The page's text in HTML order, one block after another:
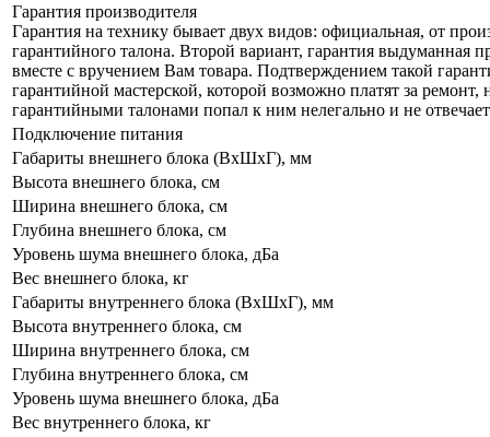
Гарантия производителя
Гарантия на технику бывает двух видов: официальная, от
гарантийного талона. Второй вариант, гарантия выдуманная
вместе с вручением Вам товара. Подтверждением такой
гарантийной мастерской, которой возможно платят за
гарантийными талонами попал к ним нелегально и не
Подключение питания
Габариты внешнего блока (ВхШхГ), мм
Высота внешнего блока, см
Ширина внешнего блока, см
Глубина внешнего блока, см
Уровень шума внешнего блока, дБа
Вес внешнего блока, кг
Габариты внутреннего блока (ВхШхГ), мм
Высота внутреннего блока, см
Ширина внутреннего блока, см
Глубина внутреннего блока, см
Уровень шума внешнего блока, дБа
Вес внутреннего блока, кг